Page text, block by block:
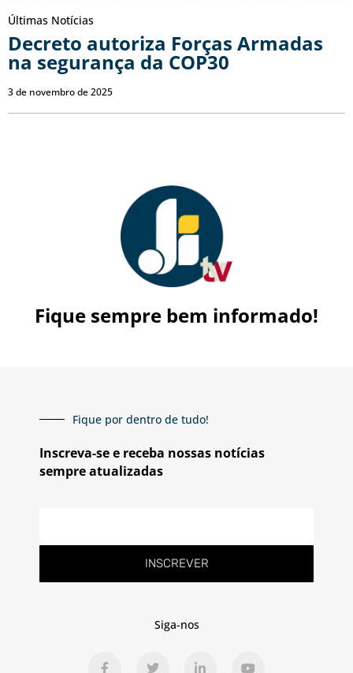
Últimas Notícias
Decreto autoriza Forças Armadas
na segurança da COP30
3 de novembro de 2025
Fique sempre bem informado!
Fique por dentro de tudo!
Inscreva-se e receba nossas notícias
sempre atualizadas
INSCREVER
Siga-nos
a
w
i
o